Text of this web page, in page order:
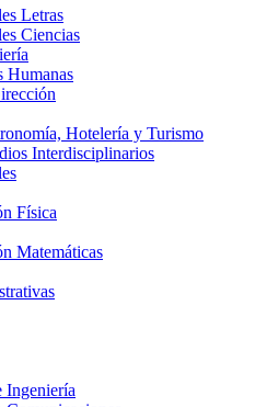
Letras
Ciencias
Humanas
Hotelería y Turismo
Interdisciplinarios
Física
Matemáticas
Ingeniería